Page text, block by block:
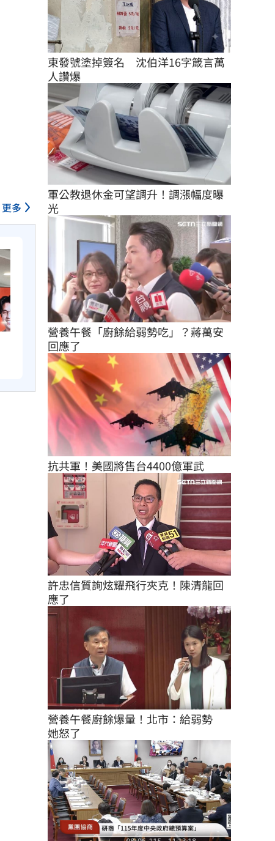
更多
東發號塗掉簽名　沈伯洋16字箴言萬
人讚爆
軍公教退休金可望調升！調漲幅度曝
光
營養午餐「廚餘給弱勢吃」？蔣萬安
回應了
抗共軍！美國將售台4400億軍武
許忠信質詢炫耀飛行夾克！陳清龍回
應了
營養午餐廚餘爆量！北市：給弱勢
她怒了